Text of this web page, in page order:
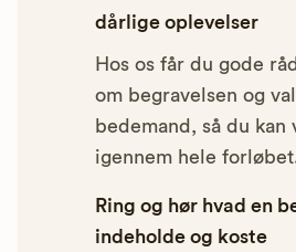
dårlige oplevelser
Hos os får du gode
om begravelsen og
bedemand, så du
igennem hele
Ring og hør hvad en
indeholde og koste